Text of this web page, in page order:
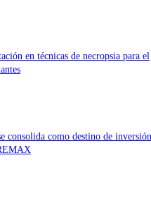
en técnicas de necropsia para el
consolida como destino de inversión